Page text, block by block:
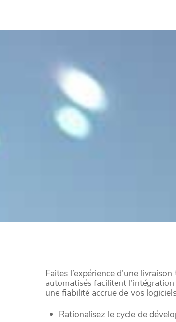
Faites l’expérience d’une
automatisés facilitent
une fiabilité accrue de vos
Rationalisez le cycle de